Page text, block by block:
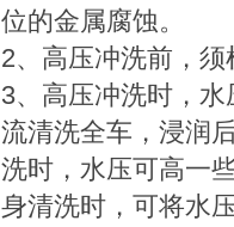
位的金属腐蚀。
2、高压冲洗前，
3、高压冲洗时，
流清洗全车，浸润
洗时，水压可高一
身清洗时，可将水